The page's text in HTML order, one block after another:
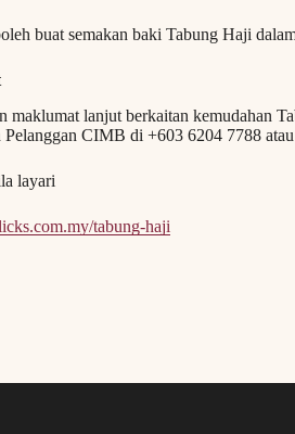
buat semakan baki Tabung Haji
maklumat lanjut berkaitan kemudahan
Pelanggan CIMB di +603 6204 7788
layari
tabung-haji